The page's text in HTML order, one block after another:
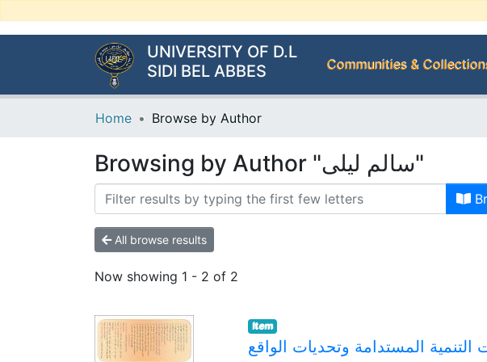
UNIVERSITY OF D.L
SIDI BEL ABBES
Communities &
Home Browse by Author
Browsing by Author "سالم ليلى"
All browse results
Now showing 1 - 2 of 2
Item
المستدامة وتحديات الواقع